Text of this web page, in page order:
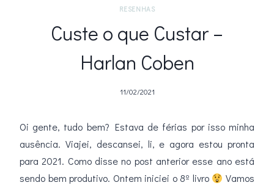
RESENHAS
Custe o que Custar –
Harlan Coben
11/02/2021
Oi gente, tudo bem? Estava de férias por isso minha
ausência. Viajei, descansei, li, e agora estou pronta
para 2021. Como disse no post anterior esse ano está
sendo bem produtivo. Ontem iniciei o 8º livro
Vamos